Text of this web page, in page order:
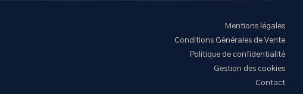
Mentions légales
Conditions Générales de Vente
Politique de confidentialité
Gestion des cookies
Contact